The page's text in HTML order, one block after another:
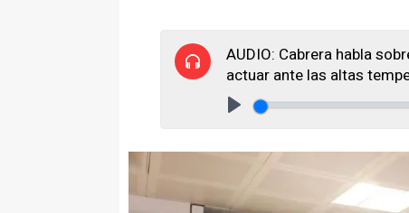
AUDIO: Cabrera habla
actuar ante las altas